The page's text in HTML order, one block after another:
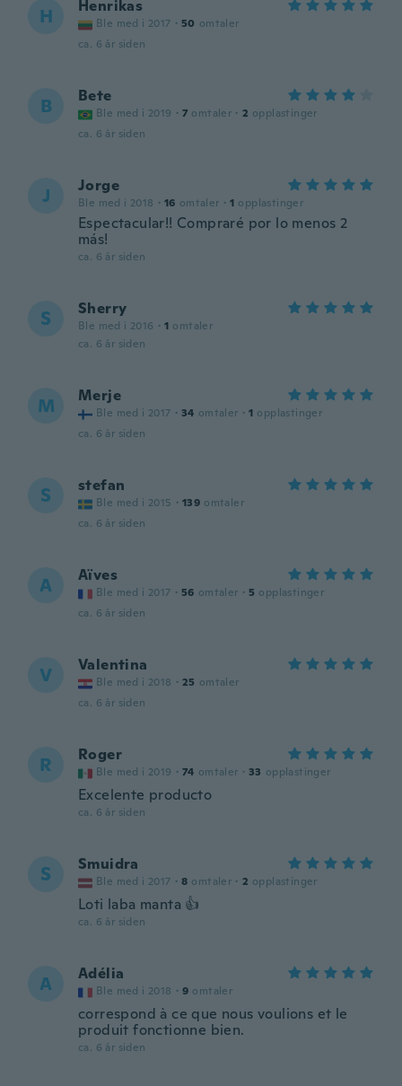
H Henrikas
Ble med i 2017 · 50 omtaler
ca. 6 år siden
B Bete
Ble med i 2019 · 7 omtaler · 2 opplastinger
ca. 6 år siden
J Jorge
Ble med i 2018 · 16 omtaler · 1 opplastinger
Espectacular!! Compraré por lo menos 2
más!
ca. 6 år siden
S Sherry
Ble med i 2016 · 1 omtaler
ca. 6 år siden
M Merje
Ble med i 2017 · 34 omtaler · 1 opplastinger
ca. 6 år siden
S stefan
Ble med i 2015 · 139 omtaler
ca. 6 år siden
A Aïves
Ble med i 2017 · 56 omtaler · 5 opplastinger
ca. 6 år siden
V Valentina
Ble med i 2018 · 25 omtaler
ca. 6 år siden
R Roger
Ble med i 2019 · 74 omtaler · 33 opplastinger
Excelente producto
ca. 6 år siden
S Smuidra
Ble med i 2017 · 8 omtaler · 2 opplastinger
Loti laba manta 👍
ca. 6 år siden
A Adélia
Ble med i 2018 · 9 omtaler
correspond à ce que nous voulions et le
produit fonctionne bien.
ca. 6 år siden